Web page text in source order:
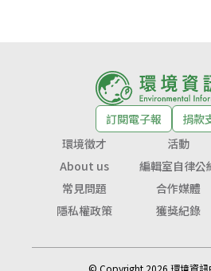
訂閱電子報
捐款
環境徵才
活動
About us
編輯室自律公
常見問題
合作媒體
隱私權政策
獲獎紀錄